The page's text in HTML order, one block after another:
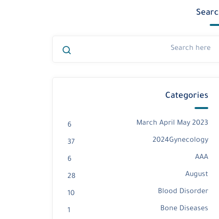
Categories
2023 March April May
6
2024Gynecology
37
AAA
6
August
28
Blood Disorder
10
Bone Diseases
1